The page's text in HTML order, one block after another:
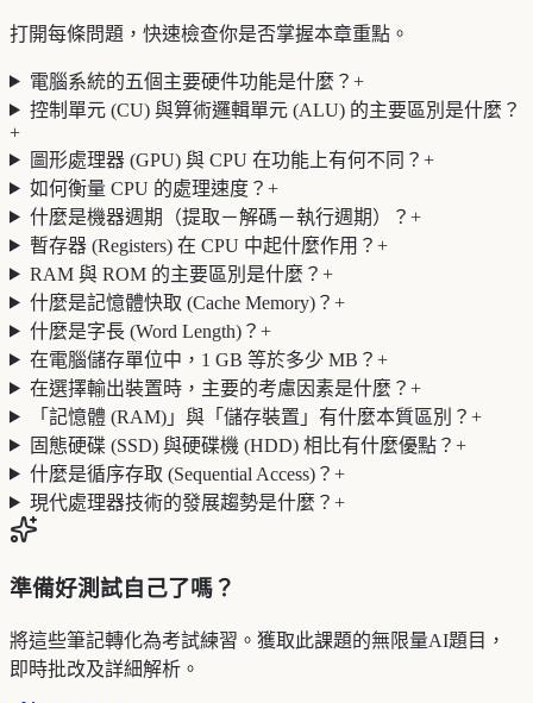
打開每條問題，快速檢查你是否掌握本章重點。
電腦系統的五個主要硬件功能是什麼？ +
控制單元 (CU) 與算術邏輯單元 (ALU) 的主要區別是什麼？
+
圖形處理器 (GPU) 與 CPU 在功能上有何不同？ +
如何衡量 CPU 的處理速度？ +
什麼是機器週期（提取－解碼－執行週期）？ +
暫存器 (Registers) 在 CPU 中起什麼作用？ +
RAM 與 ROM 的主要區別是什麼？ +
什麼是記憶體快取 (Cache Memory)？ +
什麼是字長 (Word Length)？ +
在電腦儲存單位中，1 GB 等於多少 MB？ +
在選擇輸出裝置時，主要的考慮因素是什麼？ +
「記憶體 (RAM)」與「儲存裝置」有什麼本質區別？ +
固態硬碟 (SSD) 與硬碟機 (HDD) 相比有什麼優點？ +
什麼是循序存取 (Sequential Access)？ +
現代處理器技術的發展趨勢是什麼？ +
準備好測試自己了嗎？
將這些筆記轉化為考試練習。獲取此課題的無限量AI題目，
即時批改及詳細解析。